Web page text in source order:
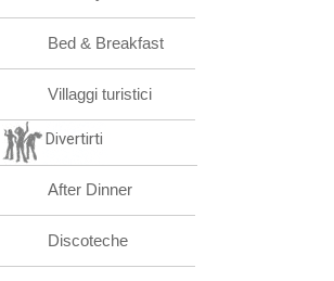
Bed & Breakfast
Villaggi turistici
Divertirti
After Dinner
Discoteche